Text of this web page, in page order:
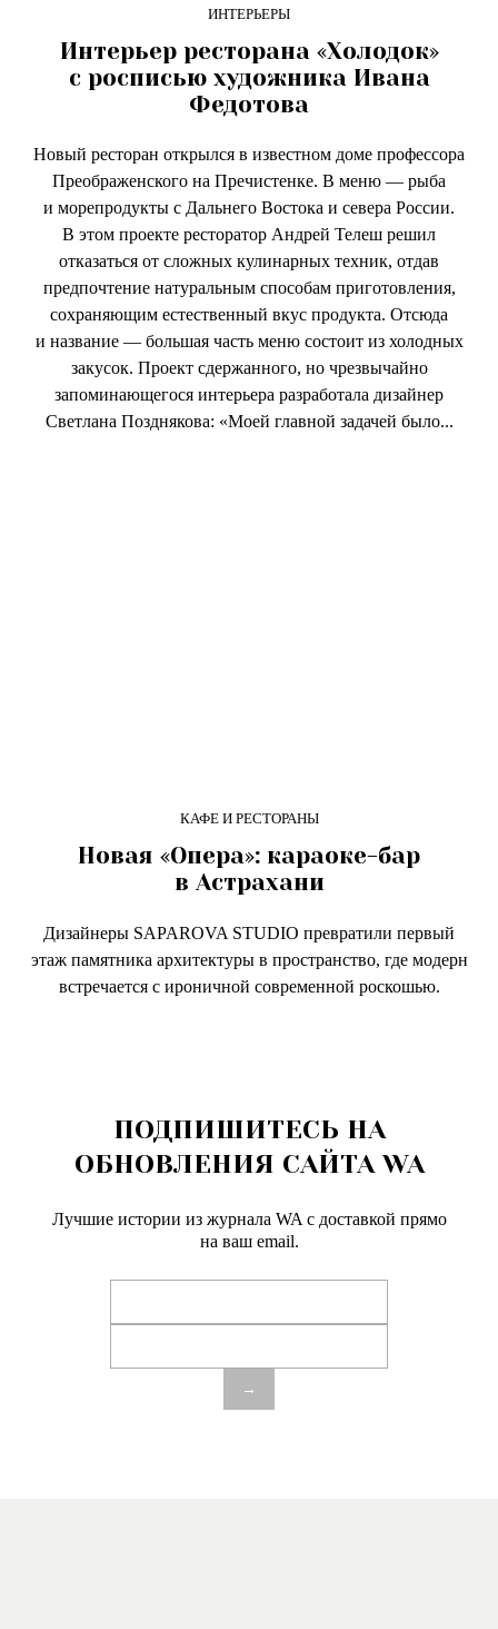
ИНТЕРЬЕРЫ
Интерьер ресторана «Холодок»
с росписью художника Ивана
Федотова
Новый ресторан открылся в известном доме профессора
Преображенского на Пречистенке. В меню — рыба
и морепродукты с Дальнего Востока и севера России.
В этом проекте ресторатор Андрей Телеш решил
отказаться от сложных кулинарных техник, отдав
предпочтение натуральным способам приготовления,
сохраняющим естественный вкус продукта. Отсюда
и название — большая часть меню состоит из холодных
закусок. Проект сдержанного, но чрезвычайно
запоминающегося интерьера разработала дизайнер
Светлана Позднякова: «Моей главной задачей было...
КАФЕ И РЕСТОРАНЫ
Новая «Опера»: караоке-бар
в Астрахани
Дизайнеры SAPAROVA STUDIO превратили первый
этаж памятника архитектуры в пространство, где модерн
встречается с ироничной современной роскошью.
ПОДПИШИТЕСЬ НА
ОБНОВЛЕНИЯ САЙТА WA
Лучшие истории из журнала WA c доставкой прямо
на ваш email.
→